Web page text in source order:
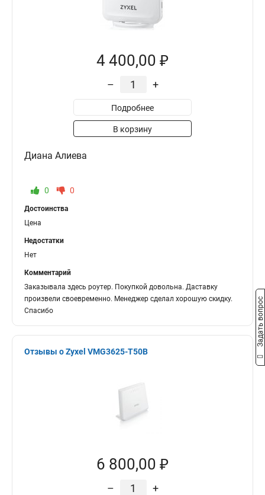
4 400,00 ₽
– +
Подробнее
В корзину
Диана Алиева
0 0
Достоинства
Цена
Недостатки
Нет
Комментарий
Заказывала здесь роутер. Покупкой довольна. Даставку
произвели своевременно. Менеджер сделал хорошую скидку.
Спасибо
Отзывы о Zyxel VMG3625-T50B
6 800,00 ₽
– +
Задать вопрос